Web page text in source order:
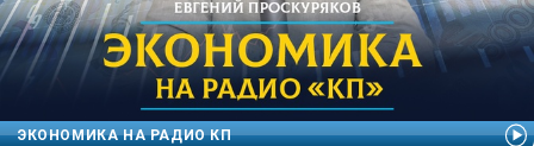
ЭКОНОМИКА НА РАДИО КП